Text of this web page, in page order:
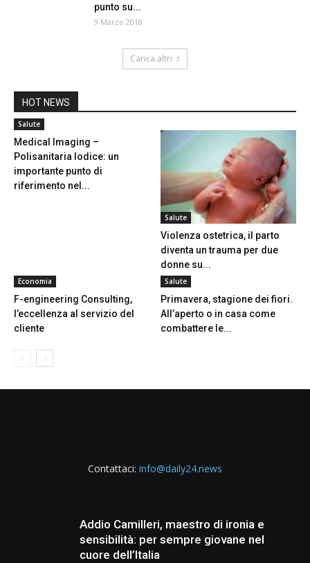
punto su...
9 Marzo 2018
Carica altri
HOT NEWS
Salute
Medical Imaging –
Polisanitaria Iodice: un
importante punto di
riferimento nel...
Salute
Violenza ostetrica, il parto
diventa un trauma per due
donne su...
Economia
F-engineering Consulting,
l’eccellenza al servizio del
cliente
Salute
Primavera, stagione dei fiori.
All’aperto o in casa come
combattere le...
Contattaci: info@daily24.news
Addio Camilleri, maestro di ironia e
sensibilità: per sempre giovane nel
cuore dell’Italia